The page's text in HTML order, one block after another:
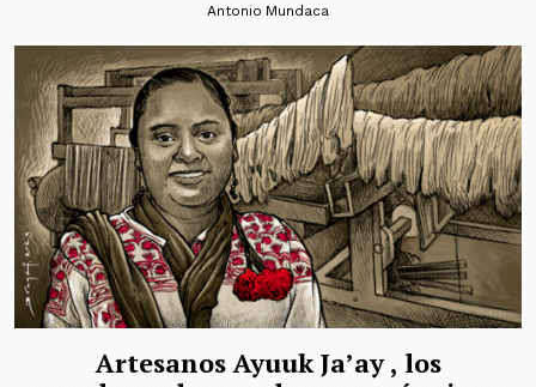
Antonio Mundaca
Artesanos Ayuuk Ja’ay , los